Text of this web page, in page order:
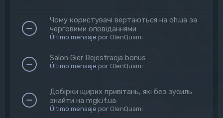
Чому користувачі вертаються на oh.ua за
черговими оповіданнями
Último mensaje por OlenQuami
Salon Gier Rejestracja bonus
Último mensaje por OlenQuami
Добірки щирих привітань, які без зусиль
знайти на mgk.if.ua
Último mensaje por OlenQuami